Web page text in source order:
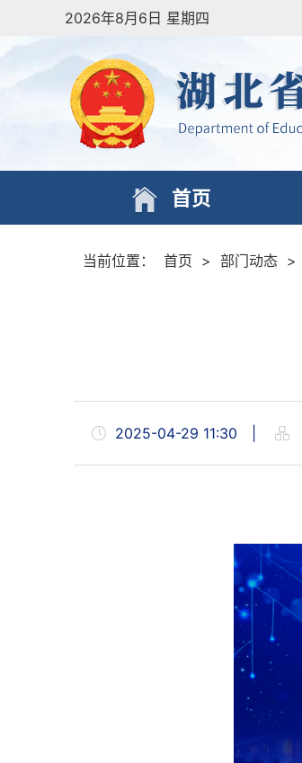
2026年8月6日 星期四
首页
当前位置： 首页 > 部门动态 >
2025-04-29 11:30